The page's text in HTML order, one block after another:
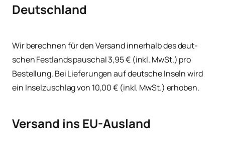
Deutschland
Wir berech­nen für den Ver­sand inner­halb des deut­
schen Fest­lands pau­schal 3,95 € (inkl. MwSt.) pro
Bestel­lung. Bei Lie­fe­run­gen auf deut­sche Inseln wird
ein Insel­zu­schlag von 10,00 € (inkl. MwSt.) erhoben.
Versand ins EU-Ausland